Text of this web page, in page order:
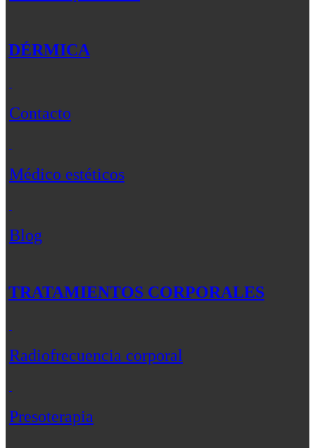
DÉRMICA
Contacto
Médico estéticos
Blog
TRATAMIENTOS CORPORALES
Radiofrecuencia corporal
Presoterapia